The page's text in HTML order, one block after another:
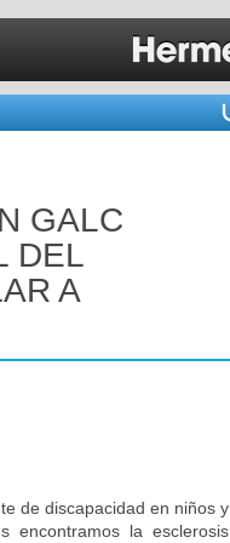
GALC
DEL
A
de discapacidad en niños y
encontramos la esclerosis